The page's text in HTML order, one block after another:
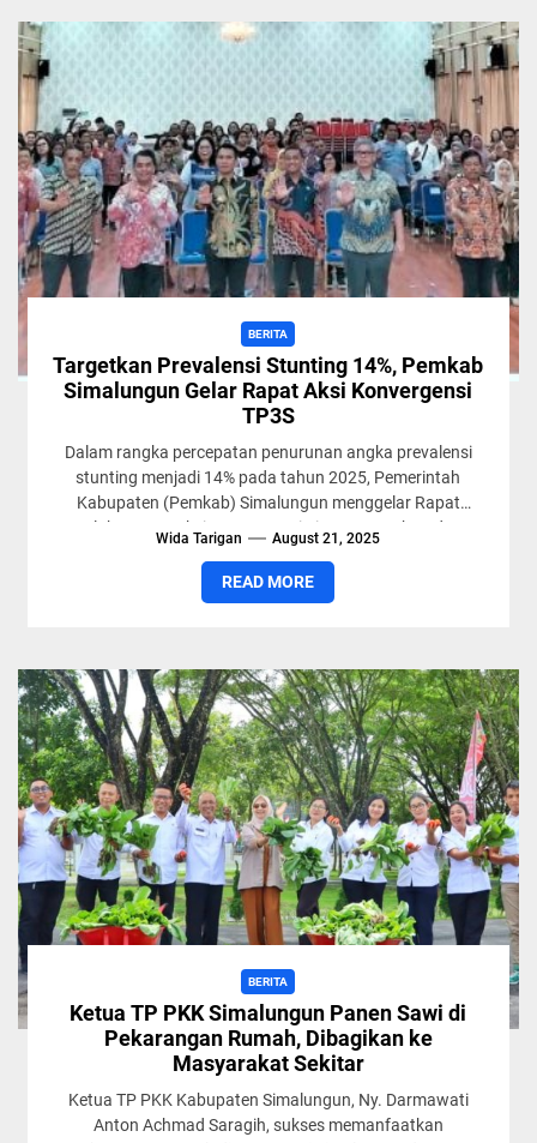
BERITA
Targetkan Prevalensi Stunting 14%, Pemkab
Simalungun Gelar Rapat Aksi Konvergensi
TP3S
Dalam rangka percepatan penurunan angka prevalensi
stunting menjadi 14% pada tahun 2025, Pemerintah
Kabupaten (Pemkab) Simalungun menggelar Rapat
Pelaksanaan Aksi Konvergensi Tim Pencegahan dan
Wida Tarigan August 21, 2025
READ MORE
BERITA
Ketua TP PKK Simalungun Panen Sawi di
Pekarangan Rumah, Dibagikan ke
Masyarakat Sekitar
Ketua TP PKK Kabupaten Simalungun, Ny. Darmawati
Anton Achmad Saragih, sukses memanfaatkan